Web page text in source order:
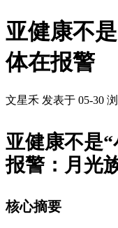
亚健康不
体在报警
文星禾 发表于 05-30
亚健康不是
报警：月光
核心摘要